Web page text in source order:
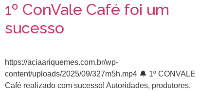
1º ConVale Café foi um
sucesso
https://aciaariquemes.com.br/wp-
content/uploads/2025/09/327m5h.mp4 🔔 1º CONVALE
Café realizado com sucesso! Autoridades, produtores,